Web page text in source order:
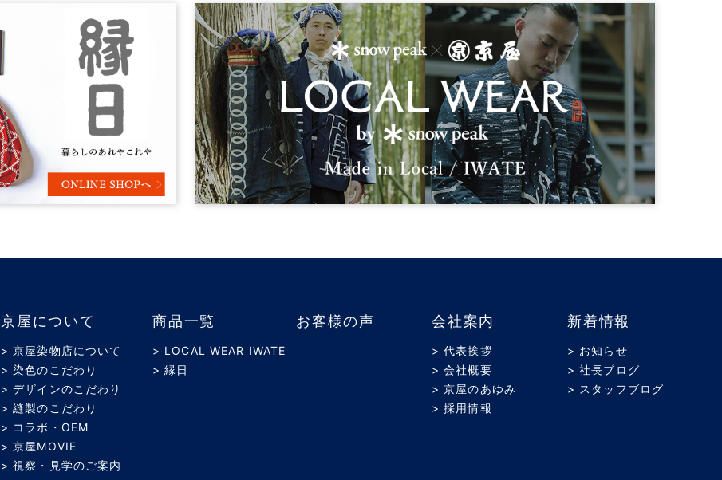
京屋について
> 京屋染物店について
> 染色のこだわり
> デザインのこだわり
> 縫製のこだわり
> コラボ・OEM
> 京屋MOVIE
> 視察・見学のご案内
商品一覧
> LOCAL WEAR IWATE
> 縁日
お客様の声 会社案内
> 代表挨拶
> 会社概要
> 京屋のあゆみ
> 採用情報
新着情報
> お知らせ
> 社長ブログ
> スタッフブログ